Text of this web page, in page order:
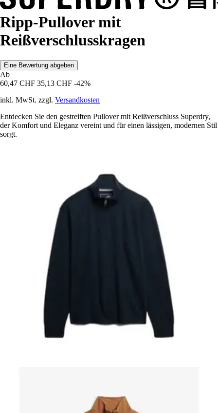
Ripp-Pullover mit
Reißverschlusskragen
Eine Bewertung abgeben
Ab
60,47 CHF 35,13 CHF -42%
inkl. MwSt. zzgl. Versandkosten
Entdecken Sie den gestreiften Pullover mit Reißverschluss Superdry,
der Komfort und Eleganz vereint und für einen lässigen, modernen Stil
sorgt.